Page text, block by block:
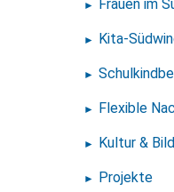
Frauen im
Kita-
Flexible
Kultur &
Projekte